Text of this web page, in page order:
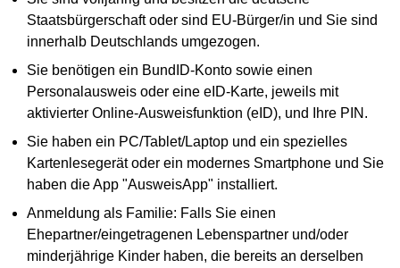
Staatsbürgerschaft oder sind EU-Bürger/in und Sie sind
innerhalb Deutschlands umgezogen.
Sie benötigen ein BundID-Konto sowie einen
Personalausweis oder eine eID-Karte, jeweils mit
aktivierter Online-Ausweisfunktion (eID), und Ihre PIN.
Sie haben ein PC/Tablet/Laptop und ein spezielles
Kartenlesegerät oder ein modernes Smartphone und Sie
haben die App "AusweisApp" installiert.
Anmeldung als Familie: Falls Sie einen
Ehepartner/eingetragenen Lebenspartner und/oder
minderjährige Kinder haben, die bereits an derselben